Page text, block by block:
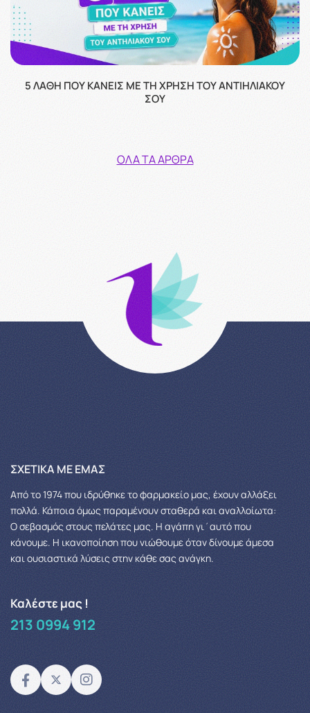
5 ΛΆΘΗ ΠΟΥ ΚΆΝΕΙΣ ΜΕ ΤΗ ΧΡΉΣΗ ΤΟΥ ΑΝΤΙΗΛΙΑΚΟΎ
ΣΟΥ
ΌΛΑ ΤΑ ΆΡΘΡΑ
ΣΧΕΤΙΚΆ ΜΕ ΕΜΆΣ
Από το 1974 που ιδρύθηκε το φαρμακείο μας, έχουν αλλάξει
πολλά. Κάποια όμως παραμένουν σταθερά και αναλλοίωτα:
Ο σεβασμός στους πελάτες μας. Η αγάπη γι΄αυτό που
κάνουμε. Η ικανοποίηση που νιώθουμε όταν δίνουμε άμεσα
και ουσιαστικά λύσεις στην κάθε σας ανάγκη.
Καλέστε μας !
213 0994 912